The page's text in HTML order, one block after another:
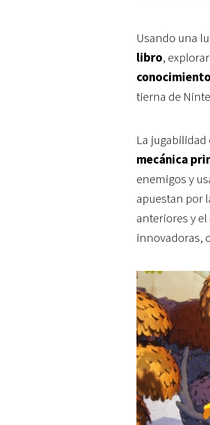
Usando una
libro,
tierna de
La jugabilidad
mecánica
enemigos y
apuestan por
anteriores y
innovadoras,